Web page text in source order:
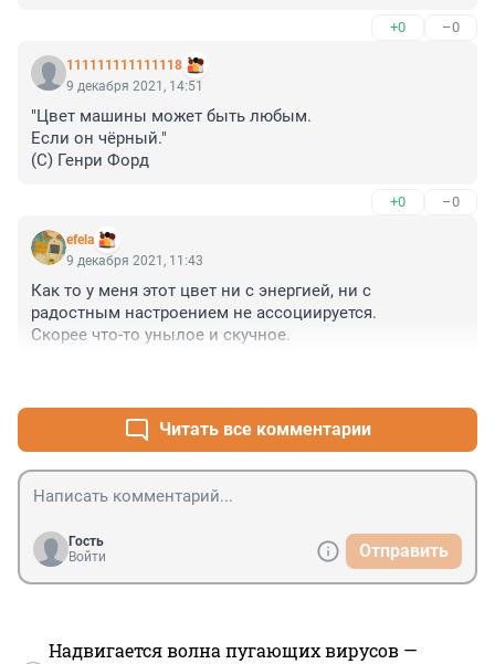
+0 –0
111111111111118
9 декабря 2021, 14:51
"Цвет машины может быть любым.
Если он чёрный."
(С) Генри Форд
+0 –0
efela
9 декабря 2021, 11:43
Как то у меня этот цвет ни с энергией, ни с
радостным настроением не ассоциируется.
Скорее что-то унылое и скучное.
Читать все комментарии
Гость
Войти
Отправить
Надвигается волна пугающих вирусов —